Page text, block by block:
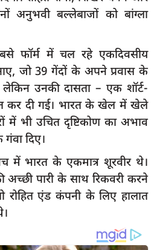
अनुभवी बल्लेबाजों को बांग्ला
फॉर्म में चल रहे एकदिवसीय
जो 39 गेंदों के अपने प्रवास के
लेकिन उनकी दासता – एक शॉर्ट-
कर दी गई। भारत के खेल में खेले
में भी उचित दृष्टिकोण का अभाव
दिए।
भारत के एकमात्र शूरवीर थे।
पारी के साथ रिकवरी करने
रोहित एंड कंपनी के लिए हालात